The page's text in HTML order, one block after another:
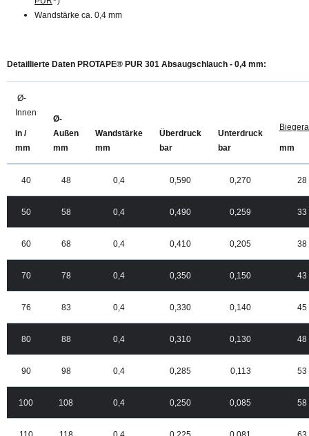
Wandstärke ca. 0,4 mm
Detaillierte Daten PROTAPE® PUR 301 Absaugschlauch - 0,4 mm:
Ø-
Innen
in /
mm
Ø-
Außen
mm
Wandstärke
mm
Überdruck
bar
Unterdruck
bar
mm
40 48 0,4 0,590 0,270 28
50 58 0,4 0,490 0,259 33
60 68 0,4 0,410 0,205 38
70 78 0,4 0,350 0,150 43
76 83 0,4 0,330 0,140 45
80 88 0,4 0,310 0,130 48
90 98 0,4 0,285 0,113 53
100 108 0,4 0,250 0,085 58